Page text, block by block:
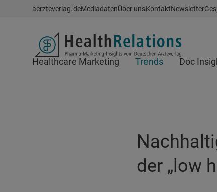
Schnellzugriff
aerzteverlag.deMediadatenÜber unsKontaktNewsletter
Header
Healthcare Marketing Trends Doc
der „low